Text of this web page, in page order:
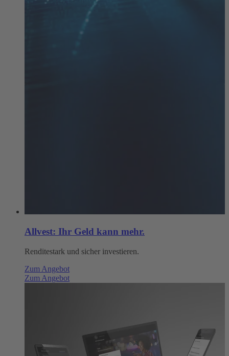
Allvest: Ihr Geld kann mehr.
Renditestark und sicher investieren.
Zum Angebot
Zum Angebot